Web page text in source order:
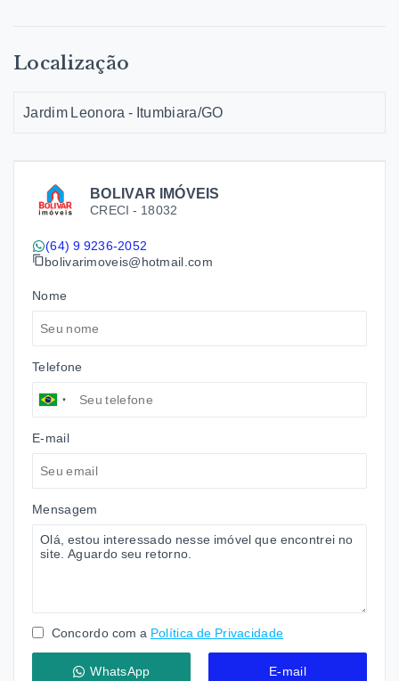
BOLIVAR IMÓVEIS
CRECI - 18032
(64) 9 9236-2052
bolivarimoveis@hotmail.com
Nome
Telefone
E-mail
Mensagem
Concordo com a Política de Privacidade
WhatsApp E-mail
Localização
Jardim Leonora - Itumbiara/GO